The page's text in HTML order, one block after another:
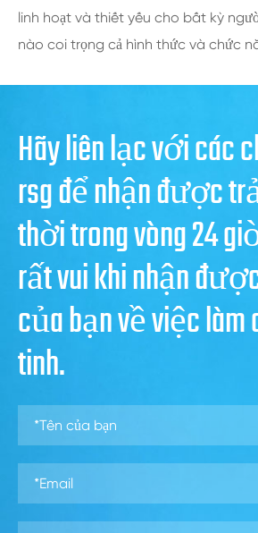
linh hoạt và thiết yếu cho bất kỳ
nào coi trọng cả hình thức và chức
Hãy liên lạc với các
rsg để nhận được
thời trong vòng 24
rất vui khi nhận
của bạn về việc
tinh.